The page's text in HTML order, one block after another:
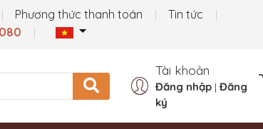
Phương thức thanh toán
Tin tức
Tài khoản
Đăng nhập| Đăng
ký